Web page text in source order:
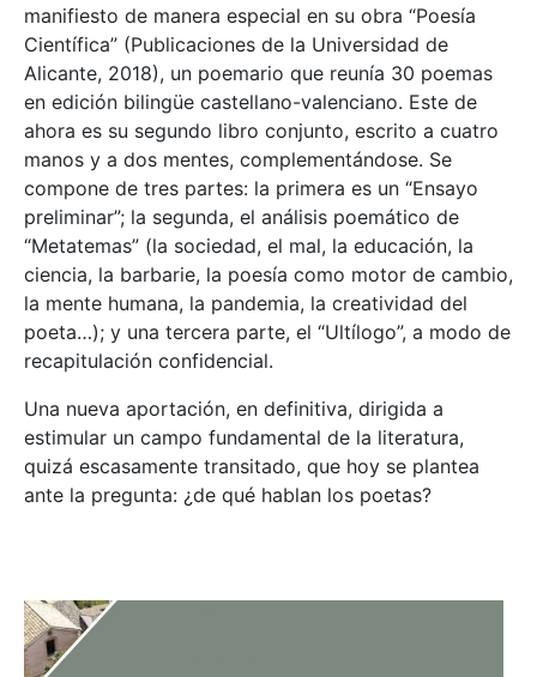
manifiesto de manera especial en su obra “Poesía
Científica” (Publicaciones de la Universidad de
Alicante, 2018), un poemario que reunía 30 poemas
en edición bilingüe castellano-valenciano. Este de
ahora es su segundo libro conjunto, escrito a cuatro
manos y a dos mentes, complementándose. Se
compone de tres partes: la primera es un “Ensayo
preliminar”; la segunda, el análisis poemático de
“Metatemas” (la sociedad, el mal, la educación, la
ciencia, la barbarie, la poesía como motor de cambio,
la mente humana, la pandemia, la creatividad del
poeta…); y una tercera parte, el “Ultílogo”, a modo de
recapitulación confidencial.
Una nueva aportación, en definitiva, dirigida a
estimular un campo fundamental de la literatura,
quizá escasamente transitado, que hoy se plantea
ante la pregunta: ¿de qué hablan los poetas?